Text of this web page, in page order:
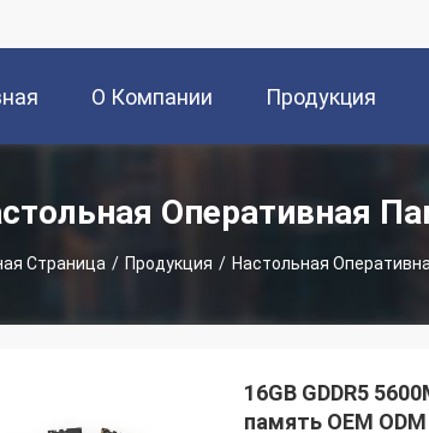
О Компании Продукция
Оперативная
Страница / Продукция / Настольная
16GB GDDR5
память OEM